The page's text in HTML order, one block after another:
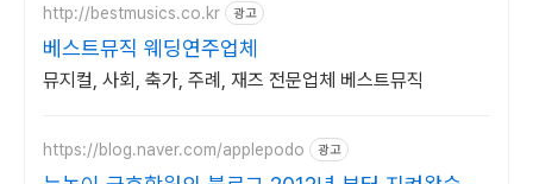
http://bestmusics.co.kr 광고
베스트뮤직 웨딩연주업체
뮤지컬, 사회, 축가, 주례, 재즈 전문업체 베스트뮤직
https://blog.naver.com/applepodo 광고